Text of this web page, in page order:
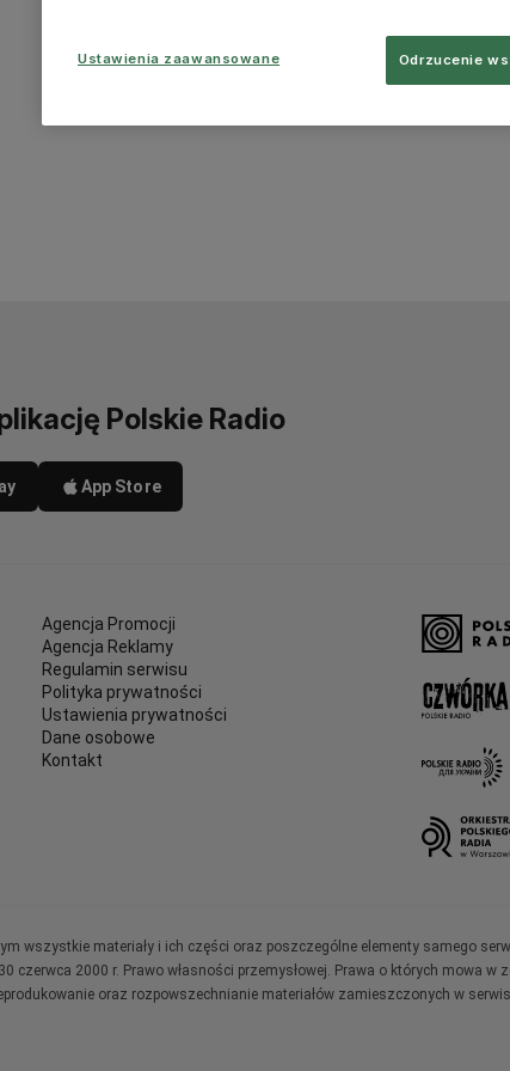
Polskie Radio
App Store
Agencja Promocji
Agencja Reklamy
Regulamin serwisu
Polityka prywatności
Ustawienia prywatności
Dane osobowe
Kontakt
wszystkie materiały i ich części oraz poszczególne elementy samego
czerwca 2000 r. Prawo własności przemysłowej. Prawa o których mowa
oraz rozpowszechnianie materiałów zamieszczonych w
Ustawienia zaawansowane Odrzucenie